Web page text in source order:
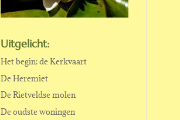
Uitgelicht:
Het begin: de Kerkvaart
De Heremiet
De Rietveldse molen
De oudste woningen